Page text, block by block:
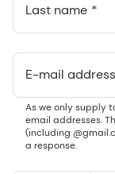
Last name
E-mail address
As we only supply
email addresses.
(including
a response.